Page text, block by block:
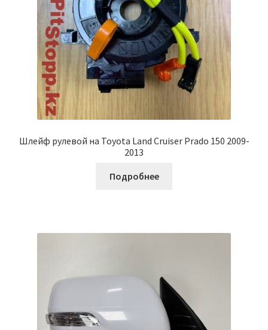
Шлейф рулевой на Toyota Land Cruiser Prado 150 2009-
2013
Подробнее